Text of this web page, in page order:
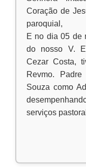
Coração de
paroquial,
E no dia 05 de
do nosso V.
Cezar Costa,
Revmo.
Souza como
serviços